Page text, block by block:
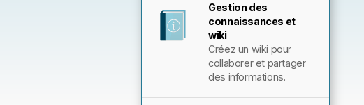
Gestion des
connaissances et
wiki
Créez un wiki pour
collaborer et partager
des informations.